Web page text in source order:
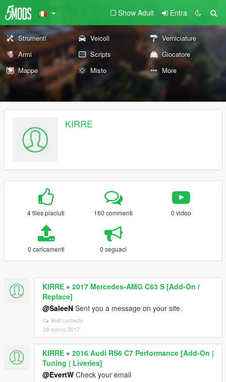
Show Adult Entra
Strumenti Veicoli
Verniciature
Armi
Scripts
Giocatore
Mappe
Misto More
KIRRE
4 files piaciuti 160 commenti 0 video
0 caricamenti 0 seguaci
KIRRE » 2017 Mercedes-AMG C63 S [Add-On /
Replace]
@SaleeN Sent you a message on your site.
Vedi contesto
28 marzo 2017
KIRRE » 2016 Audi RS6 C7 Performance [Add-On |
Tuning | Liveries]
@EvertW Check your email